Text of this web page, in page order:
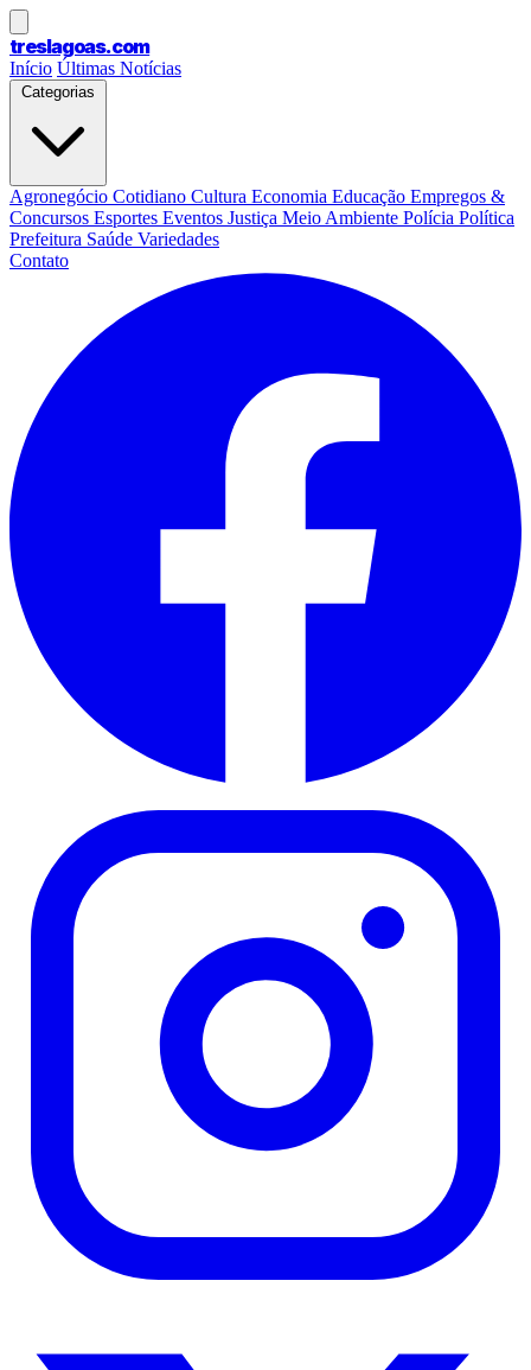
treslagoas.com
Início Últimas Notícias
Categorias
Agronegócio Cotidiano Cultura Economia Educação Empregos &
Concursos Esportes Eventos Justiça Meio Ambiente Polícia Política
Prefeitura Saúde Variedades
Contato